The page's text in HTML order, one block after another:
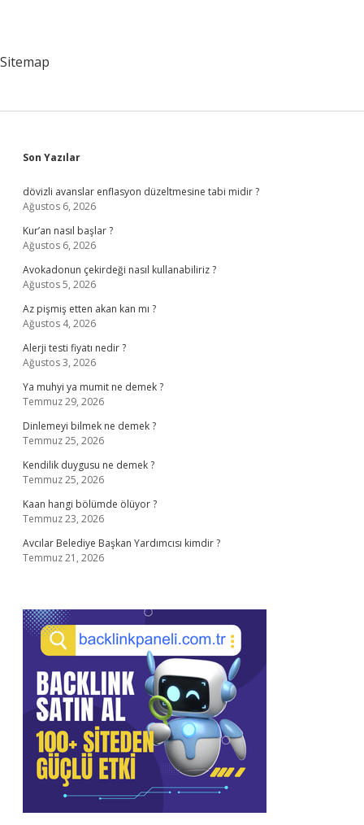
Sitemap
Sidebar
Son Yazılar
dövizli avanslar enflasyon düzeltmesine tabi midir ?
Ağustos 6, 2026
Kur’an nasıl başlar ?
Ağustos 6, 2026
Avokadonun çekirdeği nasıl kullanabiliriz ?
Ağustos 5, 2026
Az pişmiş etten akan kan mı ?
Ağustos 4, 2026
Alerji testi fiyatı nedir ?
Ağustos 3, 2026
Ya muhyi ya mumit ne demek ?
Temmuz 29, 2026
Dinlemeyi bilmek ne demek ?
Temmuz 25, 2026
Kendilik duygusu ne demek ?
Temmuz 25, 2026
Kaan hangi bölümde ölüyor ?
Temmuz 23, 2026
Avcılar Belediye Başkan Yardımcısı kimdir ?
Temmuz 21, 2026